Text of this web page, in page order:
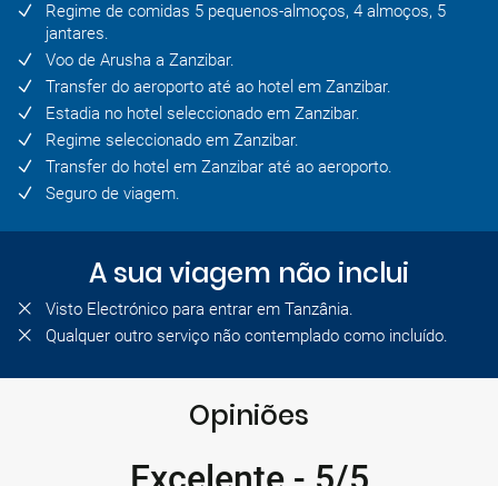
Regime de comidas 5 pequenos-almoços, 4 almoços, 5
jantares.
Voo de Arusha a Zanzibar.
Transfer do aeroporto até ao hotel em Zanzibar.
Estadia no hotel seleccionado em Zanzibar.
Regime seleccionado em Zanzibar.
Transfer do hotel em Zanzibar até ao aeroporto.
Seguro de viagem.
A sua viagem não inclui
Visto Electrónico para entrar em Tanzânia.
Qualquer outro serviço não contemplado como incluído.
Opiniões